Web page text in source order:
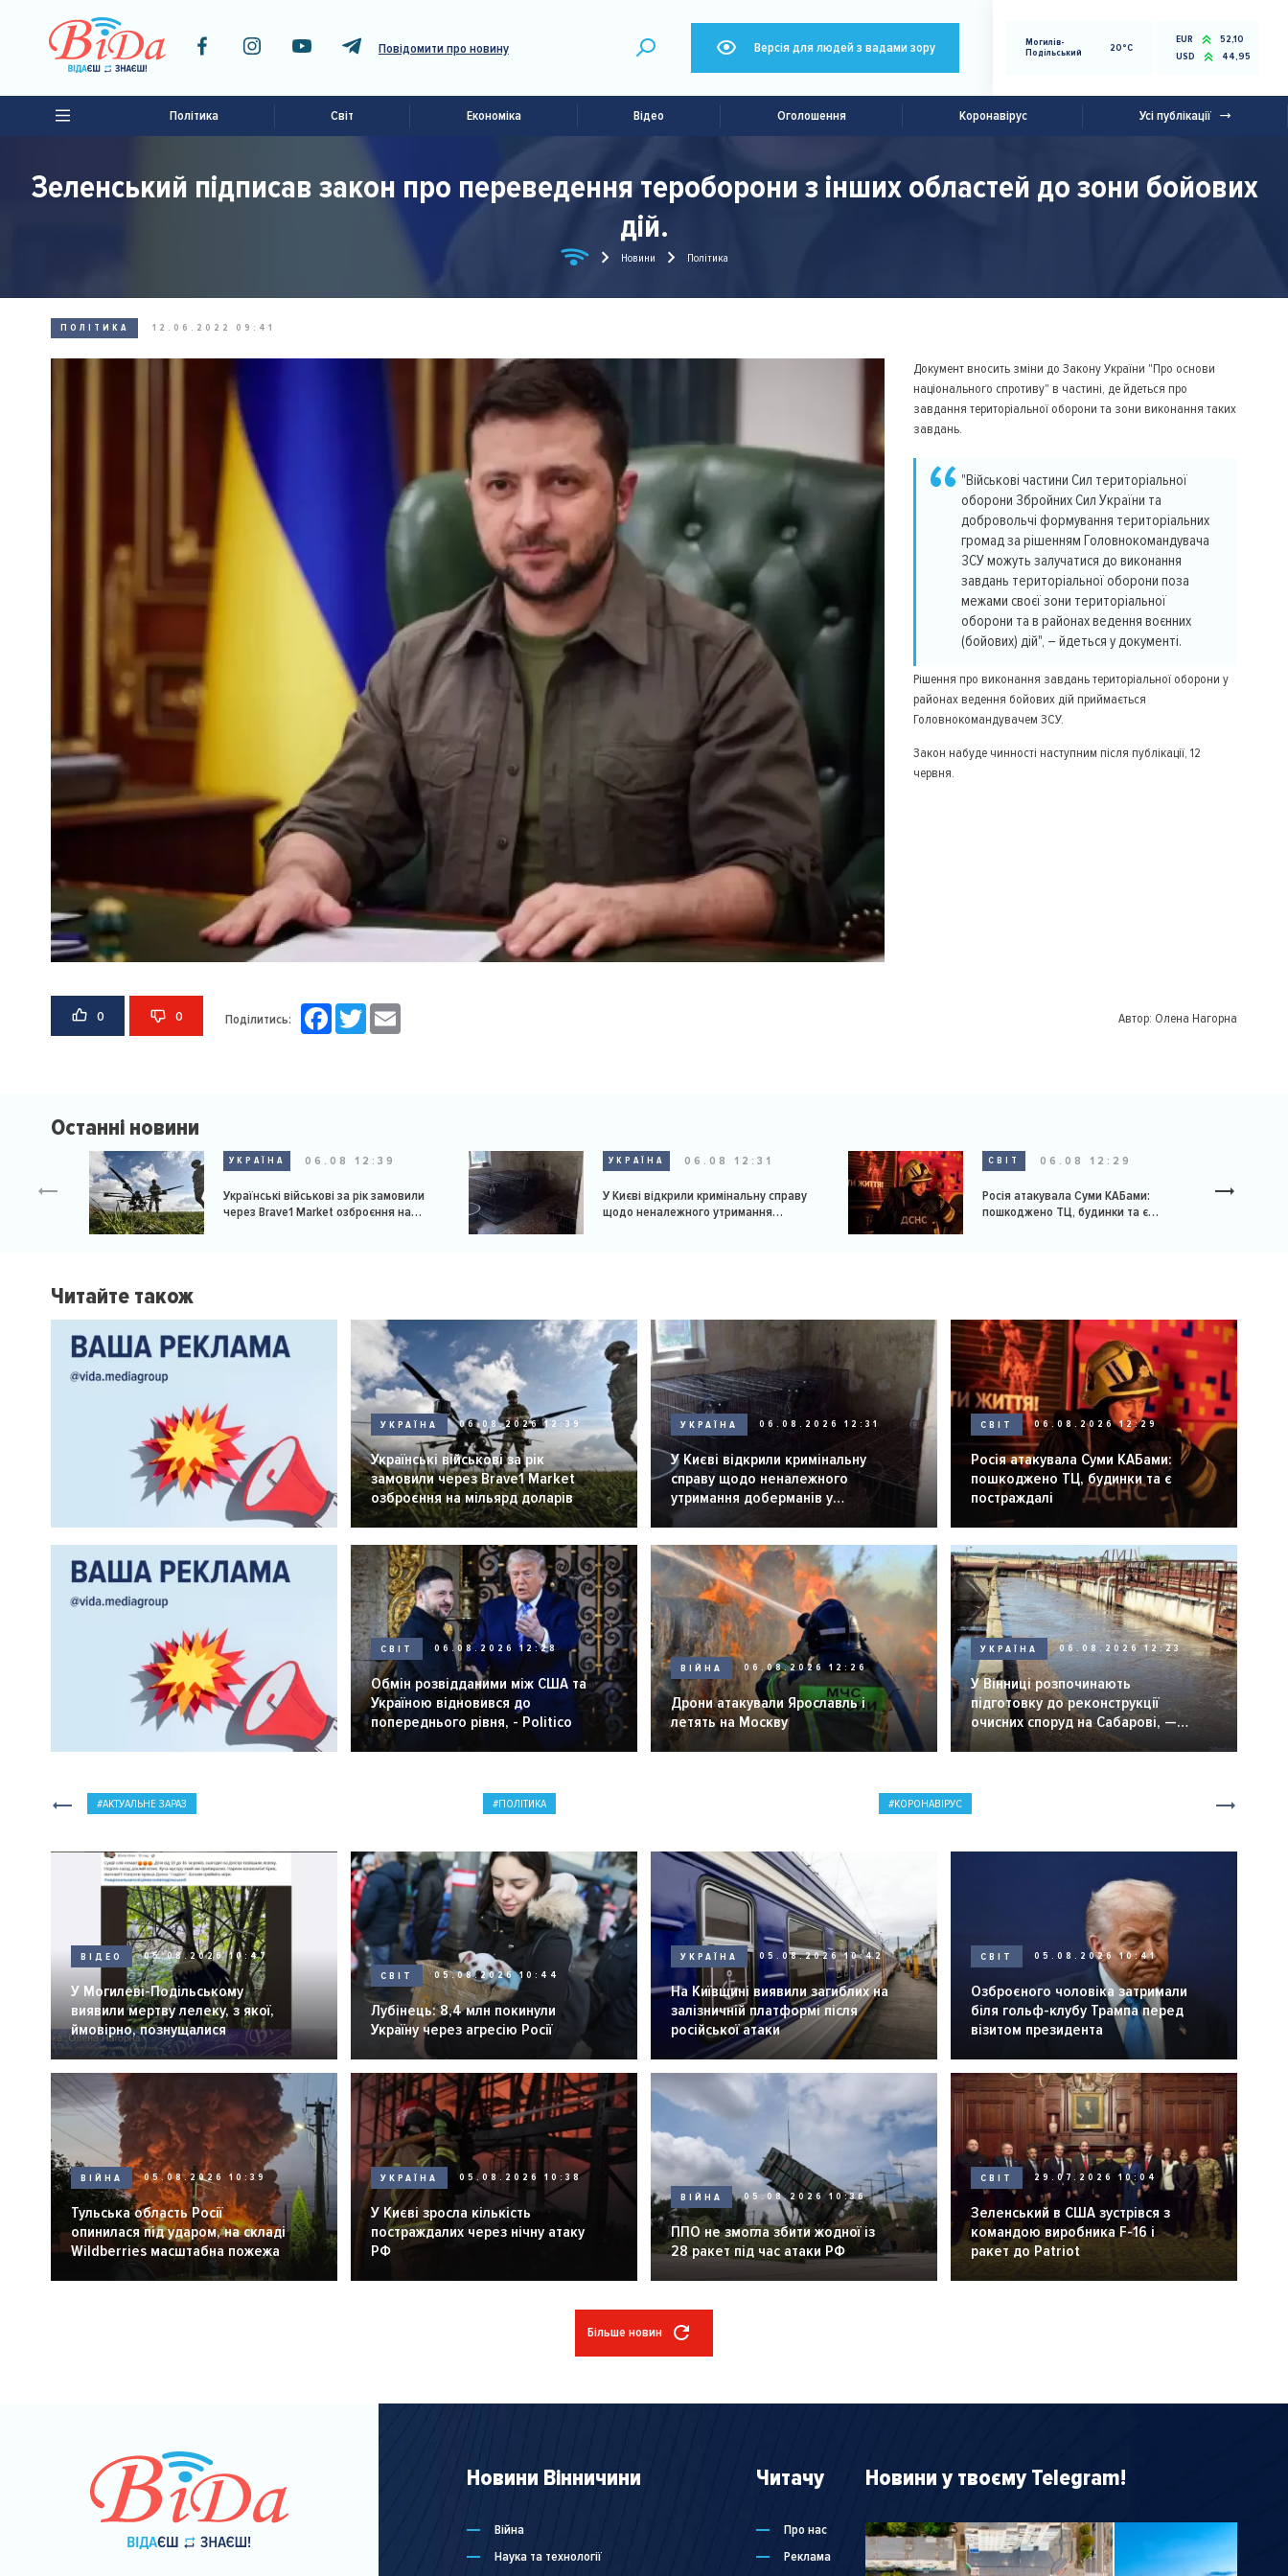
Повідомити про новину Версія для людей з вадами зору
Могилів-
Подільський
20°C
EUR
52,10
USD
44,95
Політика Світ Економіка Відео Оголошення Коронавірус Усі публікації
Зеленський підписав закон про переведення тероборони з інших областей до зони бойових
дій.
Новини Політика
ПОЛІТИКА 12.06.2022 09:41
Документ вносить зміни до Закону України "Про основи
національного спротиву" в частині, де йдеться про
завдання територіальної оборони та зони виконання таких
завдань.
"Військові частини Сил територіальної
оборони Збройних Сил України та
добровольчі формування територіальних
громад за рішенням Головнокомандувача
ЗСУ можуть залучатися до виконання
завдань територіальної оборони поза
межами своєї зони територіальної
оборони та в районах ведення воєнних
(бойових) дій", – йдеться у документі.
Рішення про виконання завдань територіальної оборони у
районах ведення бойових дій приймається
Головнокомандувачем ЗСУ.
Закон набуде чинності наступним після публікації, 12
червня.
0 0 Поділитись: FacebookTwitter Автор: Олена Нагорна
Останні новини
УКРАЇНА 06.08 12:39
Українські військові за рік замовили
через Brave1 Market озброєння на
УКРАЇНА 06.08 12:31
У Києві відкрили кримінальну справу
щодо неналежного утримання
СВІТ 06.08 12:29
Росія атакувала Суми КАБами:
пошкоджено ТЦ, будинки та є
Читайте також
УКРАЇНА 06.08.2026 12:39
Українські військові за рік
замовили через Brave1 Market
озброєння на мільярд доларів
УКРАЇНА 06.08.2026 12:31
У Києві відкрили кримінальну
справу щодо неналежного
утримання доберманів у
розпліднику
СВІТ 06.08.2026 12:29
Росія атакувала Суми КАБами:
пошкоджено ТЦ, будинки та є
постраждалі
СВІТ 06.08.2026 12:28
Обмін розвідданими між США та
Україною відновився до
попереднього рівня, - Politico
ВІЙНА 06.08.2026 12:26
Дрони атакували Ярославль і
летять на Москву
УКРАЇНА 06.08.2026 12:23
У Вінниці розпочинають
підготовку до реконструкції
очисних споруд на Сабарові, —
мер Вінниці.
АКТУАЛЬНЕ ЗАРАЗ ПОЛІТИКА КОРОНАВІРУС
ВІДЕО 05.08.2026 10:47
У Могилеві-Подільському
виявили мертву лелеку, з якої,
ймовірно, познущалися
СВІТ 05.08.2026 10:44
Лубінець: 8,4 млн покинули
Україну через агресію Росії
УКРАЇНА 05.08.2026 10:42
На Київщині виявили загиблих на
залізничній платформі після
російської атаки
СВІТ 05.08.2026 10:41
Озброєного чоловіка затримали
біля гольф-клубу Трампа перед
візитом президента
ВІЙНА 05.08.2026 10:39
Тульська область Росії
опинилася під ударом, на складі
Wildberries масштабна пожежа
УКРАЇНА 05.08.2026 10:38
У Києві зросла кількість
постраждалих через нічну атаку
РФ
ВІЙНА 05.08.2026 10:36
ППО не змогла збити жодної із
28 ракет під час атаки РФ
СВІТ 29.07.2026 10:04
Зеленський в США зустрівся з
командою виробника F-16 і
ракет до Patriot
Більше новин
Новини Вінничини
Війна
Наука та технології
Читачу
Про нас
Реклама
Новини у твоєму Telegram!